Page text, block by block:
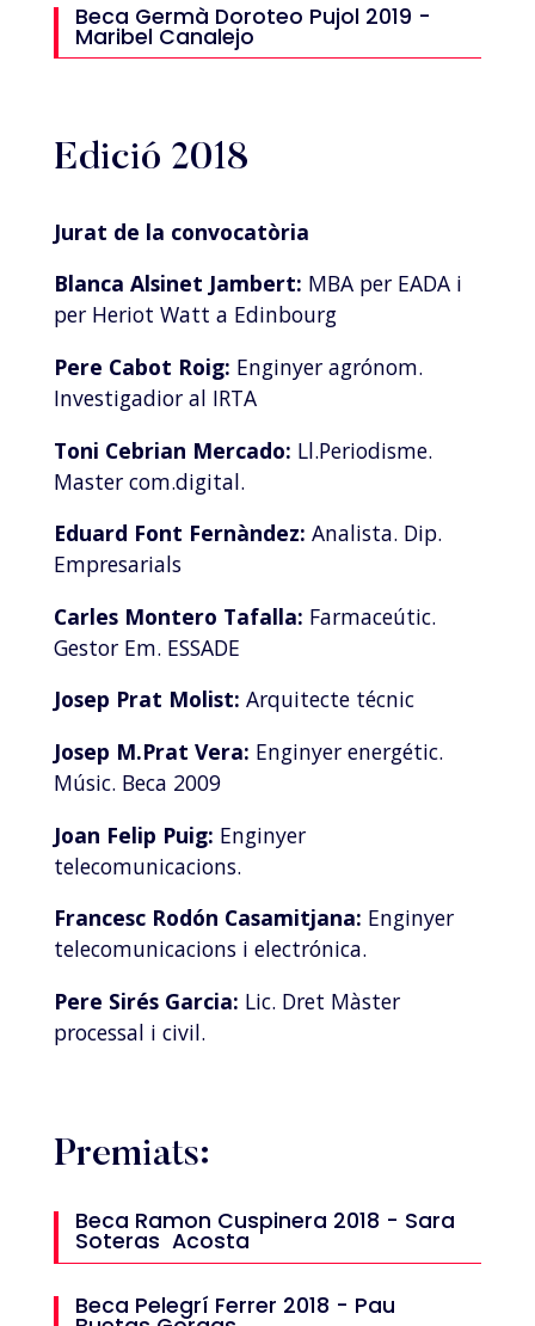
Beca Germà Doroteo Pujol 2019 -
Maribel Canalejo
Edició 2018
Jurat de la convocatòria
Blanca Alsinet Jambert: MBA per EADA i
per Heriot Watt a Edinbourg
Pere Cabot Roig: Enginyer agrónom.
Investigadior al IRTA
Toni Cebrian Mercado: Ll.Periodisme.
Master com.digital.
Eduard Font Fernàndez: Analista. Dip.
Empresarials
Carles Montero Tafalla: Farmaceútic.
Gestor Em. ESSADE
Josep Prat Molist: Arquitecte técnic
Josep M.Prat Vera: Enginyer energétic.
Músic. Beca 2009
Joan Felip Puig: Enginyer
telecomunicacions.
Francesc Rodón Casamitjana: Enginyer
telecomunicacions i electrónica.
Pere Sirés Garcia: Lic. Dret Màster
processal i civil.
Premiats:
Beca Ramon Cuspinera 2018 - Sara
Soteras Acosta
Beca Pelegrí Ferrer 2018 - Pau